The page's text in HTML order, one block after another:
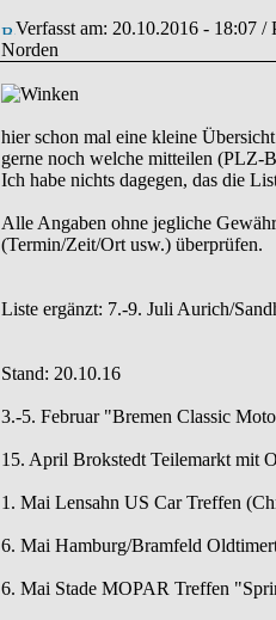
Verfasst am: 20.10.2016 - 18:07 /
Norden
hier schon mal eine kleine
gerne noch welche mitteilen (PLZ-
Ich habe nichts dagegen, das die
Alle Angaben ohne jegliche
(Termin/Zeit/Ort usw.) überprüfen.
Liste ergänzt: 7.-9. Juli Aurich/
Stand: 20.10.16
3.-5. Februar "Bremen Classic
15. April Brokstedt Teilemarkt mit
1. Mai Lensahn US Car Treffen
6. Mai Hamburg/Bramfeld
6. Mai Stade MOPAR Treffen